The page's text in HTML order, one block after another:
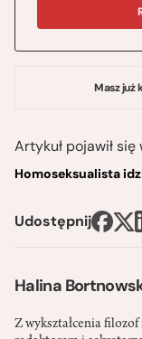
Halina
Z wykształcenia
Masz już
Artykuł pojawił się
Homoseksualista
Udostępnij